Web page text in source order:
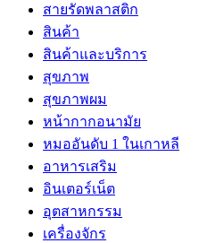
สายรัดพลาสติก
สินค้า
สินค้าและบริการ
สุขภาพ
สุขภาพผม
หน้ากากอนามัย
หมออันดับ 1 ในเกาหลี
อาหารเสริม
อินเตอร์เน็ต
อุตสาหกรรม
เครื่องจักร